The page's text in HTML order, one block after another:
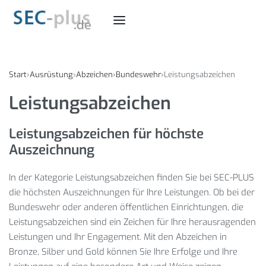
Start›Ausrüstung›Abzeichen›Bundeswehr›Leistungsabzeichen
Leistungsabzeichen
Leistungsabzeichen für höchste
Auszeichnung
In der Kategorie Leistungsabzeichen finden Sie bei SEC-PLUS
die höchsten Auszeichnungen für Ihre Leistungen. Ob bei der
Bundeswehr oder anderen öffentlichen Einrichtungen, die
Leistungsabzeichen sind ein Zeichen für Ihre herausragenden
Leistungen und Ihr Engagement. Mit den Abzeichen in
Bronze, Silber und Gold können Sie Ihre Erfolge und Ihre